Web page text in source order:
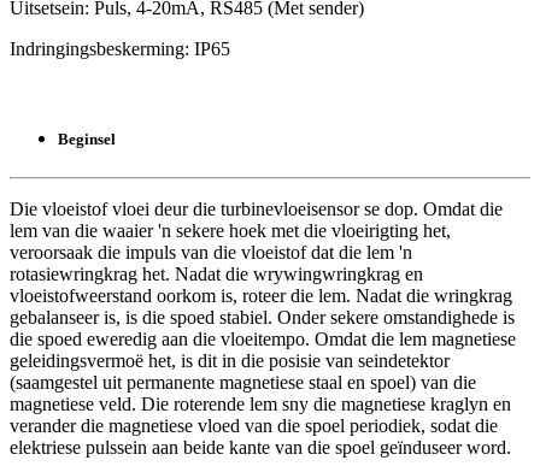
Uitsetsein: Puls, 4-20mA, RS485 (Met sender)
Indringingsbeskerming: IP65
Beginsel
Die vloeistof vloei deur die turbinevloeisensor se dop. Omdat die
lem van die waaier 'n sekere hoek met die vloeirigting het,
veroorsaak die impuls van die vloeistof dat die lem 'n
rotasiewringkrag het. Nadat die wrywingwringkrag en
vloeistofweerstand oorkom is, roteer die lem. Nadat die wringkrag
gebalanseer is, is die spoed stabiel. Onder sekere omstandighede is
die spoed eweredig aan die vloeitempo. Omdat die lem magnetiese
geleidingsvermoë het, is dit in die posisie van seindetektor
(saamgestel uit permanente magnetiese staal en spoel) van die
magnetiese veld. Die roterende lem sny die magnetiese kraglyn en
verander die magnetiese vloed van die spoel periodiek, sodat die
elektriese pulssein aan beide kante van die spoel geïnduseer word.